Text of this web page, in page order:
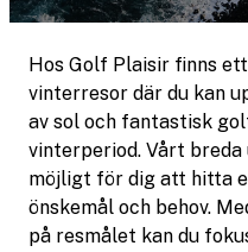
Hos Golf Plaisir finns
vinterresor där du kan
av sol och fantastisk
vinterperiod. Vårt
möjligt för dig att hitta
önskemål och behov.
på resmålet kan du